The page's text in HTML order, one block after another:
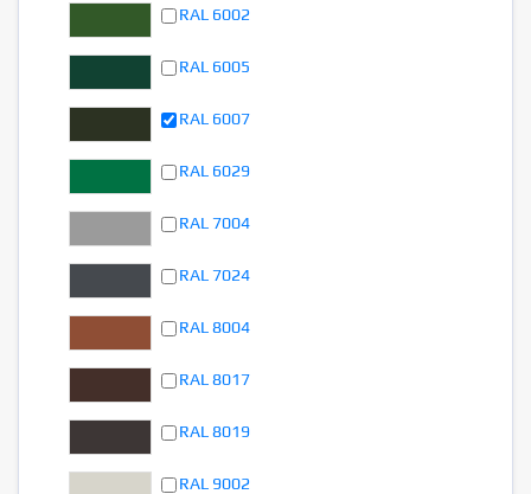
RAL 6002
RAL 6005
RAL 6007
RAL 6029
RAL 7004
RAL 7024
RAL 8004
RAL 8017
RAL 8019
RAL 9002